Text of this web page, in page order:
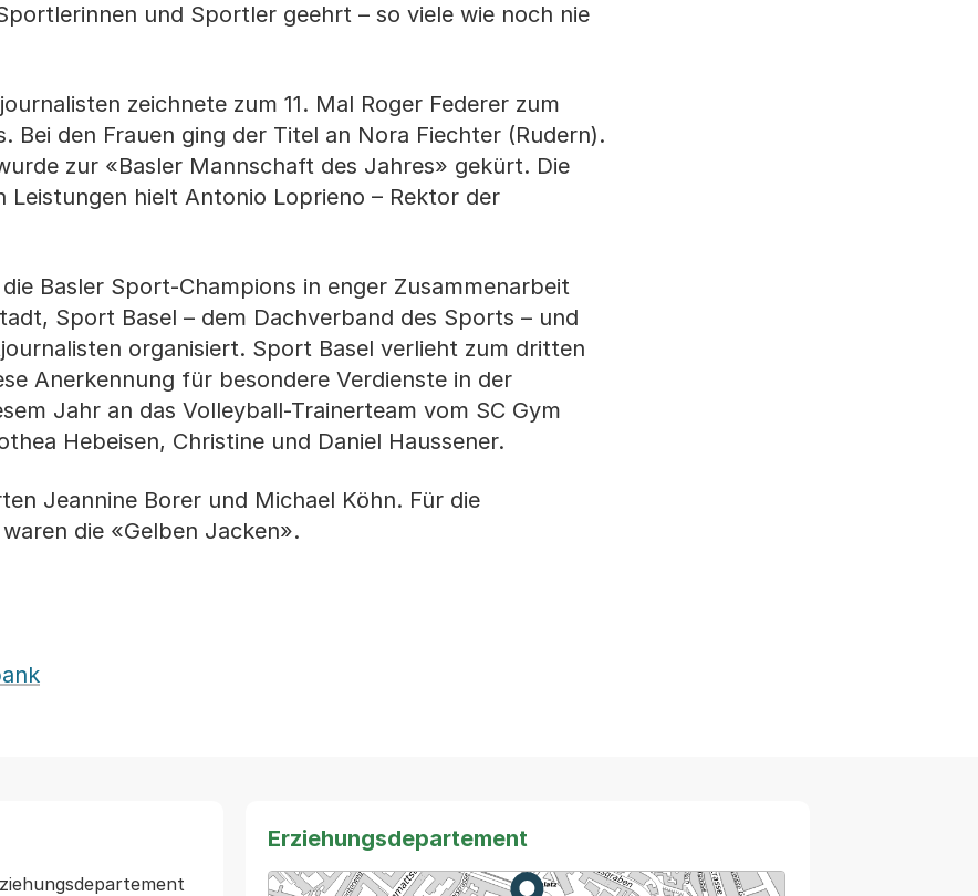
und Sportler geehrt – so viele wie noch nie
zeichnete zum 11. Mal Roger Federer zum
Bei den Frauen ging der Titel an Nora Fiechter (Rudern).
zur «Basler Mannschaft des Jahres» gekürt. Die
Leistungen hielt Antonio Loprieno – Rektor der
Basler Sport-Champions in enger Zusammenarbeit
Sport Basel – dem Dachverband des Sports – und
organisiert. Sport Basel verlieht zum dritten
Anerkennung für besondere Verdienste in der
Jahr an das Volleyball-Trainerteam vom SC Gym
Hebeisen, Christine und Daniel Haussener.
Jeannine Borer und Michael Köhn. Für die
die «Gelben Jacken».
Erziehungsdepartement